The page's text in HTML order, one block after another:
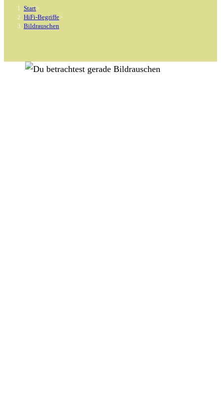
Start>
HiFi-Begriffe>
Bildrauschen